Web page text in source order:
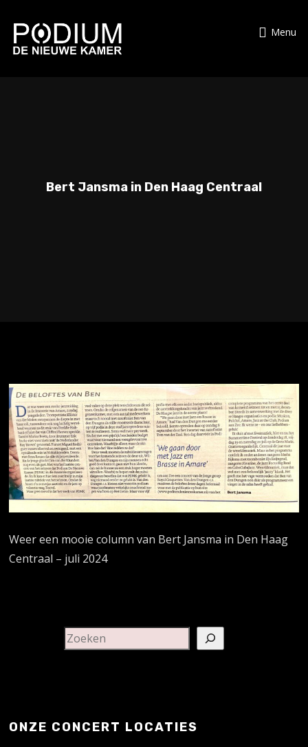
Menu
Bert Jansma in Den Haag Centraal
Weer een mooie column van Bert Jansma in Den Haag
Centraal – juli 2024
ONZE CONCERT LOCATIES